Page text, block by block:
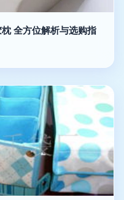
全方位解析与选购指